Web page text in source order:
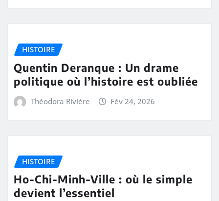
HISTOIRE
Quentin Deranque : Un drame
politique où l’histoire est oubliée
Théodora Rivière Fév 24, 2026
HISTOIRE
Ho-Chi-Minh-Ville : où le simple
devient l’essentiel